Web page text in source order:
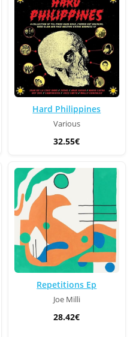
Hard Philippines
Various
32.55€
Repetitions Ep
Joe Milli
28.42€